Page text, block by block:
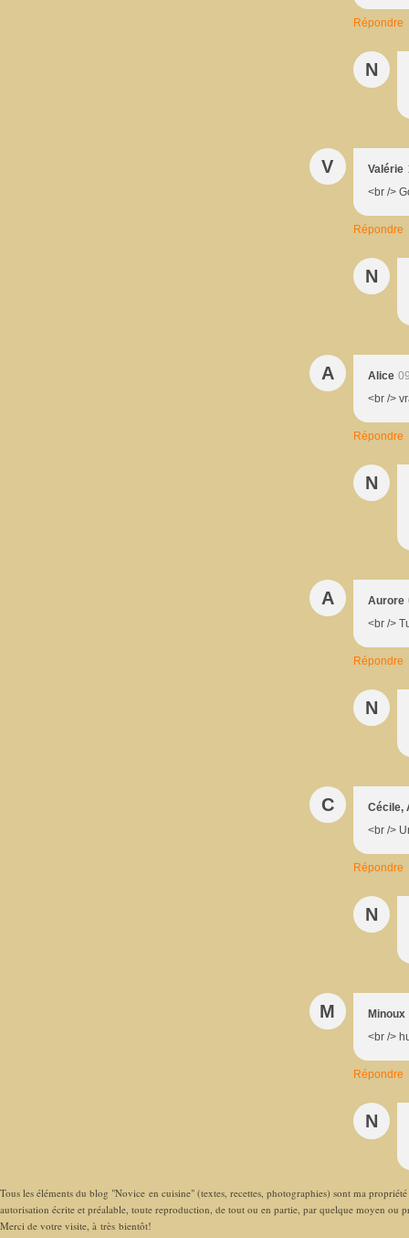
Répondre
N
V Valérie
<br />
Répondre
N
A Alice
<br />
Répondre
N
A Aurore
<br />
Répondre
N
C
Cécile,
<br />
Répondre
N
M
Minoux
<br />
Répondre
N
Tous les éléments du blog "Novice en cuisine" (textes, recettes, photographies) sont ma
autorisation écrite et préalable, toute reproduction, de tout ou en partie, par quelque moyen ou
Merci de votre visite, à très bientôt!